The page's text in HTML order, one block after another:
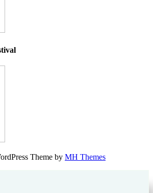
Theme by MH Themes